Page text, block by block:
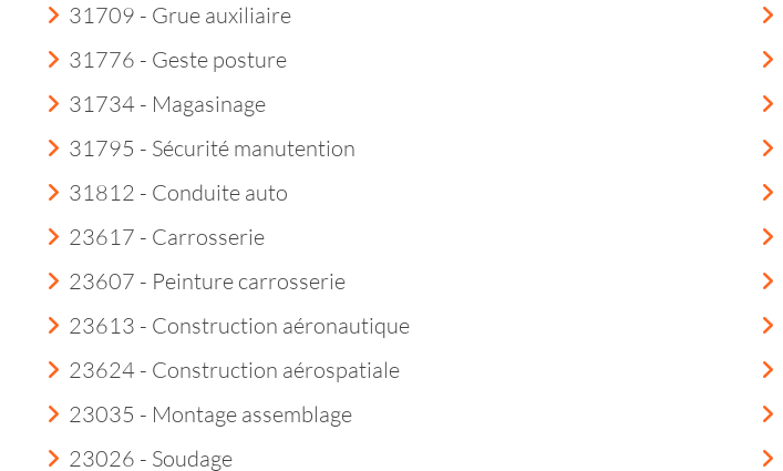
31709 - Grue auxiliaire
31776 - Geste posture
31734 - Magasinage
31795 - Sécurité manutention
31812 - Conduite auto
23617 - Carrosserie
23607 - Peinture carrosserie
23613 - Construction aéronautique
23624 - Construction aérospatiale
23035 - Montage assemblage
23026 - Soudage